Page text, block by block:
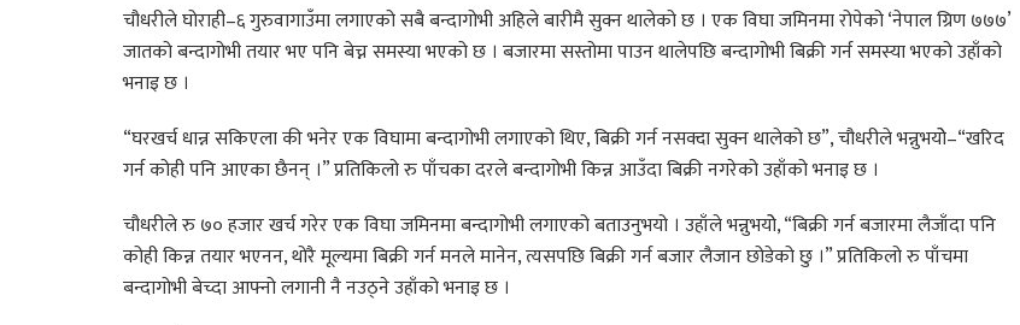
चौधरीले घोराही–६ गुरुवागाउँमा लगाएको सबै बन्दागोभी अहिले बारीमै सुक्न थालेको छ । एक विघा जमिनमा रोपेको ‘नेपाल ग्रिण ७७७’
जातको बन्दागोभी तयार भए पनि बेच्न समस्या भएको छ । बजारमा सस्तोमा पाउन थालेपछि बन्दागोभी बिक्री गर्न समस्या भएको उहाँको
भनाइ छ ।
“घरखर्च धान्न सकिएला की भनेर एक विघामा बन्दागोभी लगाएको थिए, बिक्री गर्न नसक्दा सुक्न थालेको छ”, चौधरीले भन्नुभयोे–“खरिद
गर्न कोही पनि आएका छैनन् ।” प्रतिकिलो रु पाँचका दरले बन्दागोभी किन्न आउँदा बिक्री नगरेको उहाँको भनाइ छ ।
चौधरीले रु ७० हजार खर्च गरेर एक विघा जमिनमा बन्दागोभी लगाएको बताउनुभयो । उहाँले भन्नुभयोे, “बिक्री गर्न बजारमा लैजाँदा पनि
कोही किन्न तयार भएनन, थोरै मूल्यमा बिक्री गर्न मनले मानेन, त्यसपछि बिक्री गर्न बजार लैजान छोडेको छु ।” प्रतिकिलो रु पाँचमा
बन्दागोभी बेच्दा आफ्नो लगानी नै नउठ्ने उहाँको भनाइ छ ।